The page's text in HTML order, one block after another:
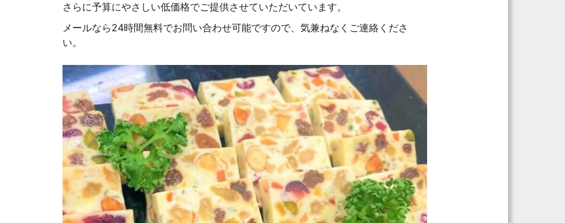
さらに予算にやさしい低価格でご提供させていただいています。
メールなら24時間無料でお問い合わせ可能ですので、気兼ねなくご連絡くださ
い。